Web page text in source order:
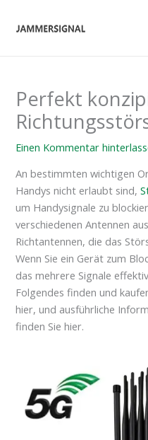
Inhalt
Perfekt
Einen Kommentar
An bestimmten wichtigen
Handys nicht erlaubt sind,
um Handysignale zu
verschiedenen Antennen
Richtantennen, die das
Wenn Sie ein Gerät zum
das mehrere Signale
Folgendes finden und
hier, und ausführliche
finden Sie hier.